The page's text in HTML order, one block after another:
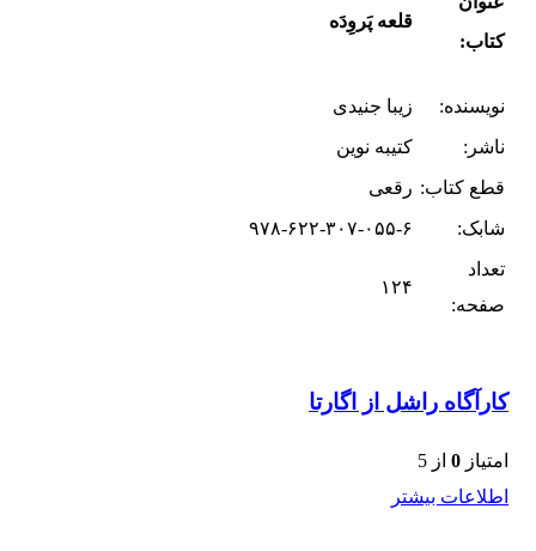
کتاب:
قلعه پَروِدَه
نویسنده:
زیبا جنیدی
ناشر:
کتیبه نوین
قطع کتاب: رقعی
شابک:
۹۷۸-۶۲۲-۳۰۷-۰۵۵-۶
تعداد
صفحه:
۱۲۴
کارآگاه راشل از اگارتا
امتیاز 0 از 5
اطلاعات بیشتر